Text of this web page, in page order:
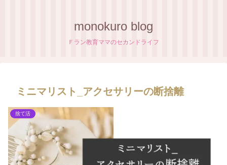
monokuro blog
Ｆラン教育ママのセカンドライフ
ミニマリスト_アクセサリーの断捨離
捨て活